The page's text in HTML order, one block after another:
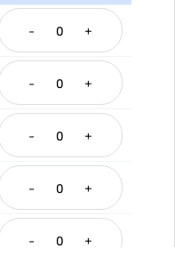
- +
- +
- +
- +
- +